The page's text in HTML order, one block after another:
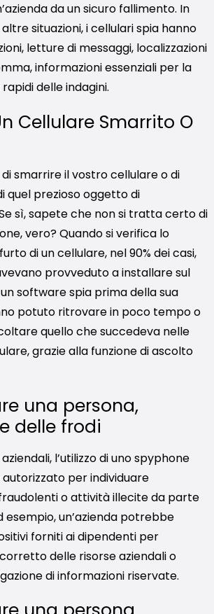
da un sicuro fallimento. In
situazioni, i cellulari spia hanno
letture di messaggi, localizzazioni
informazioni essenziali per la
delle indagini.
Cellulare Smarrito O
smarrire il vostro cellulare o di
quel prezioso oggetto di
sì, sapete che non si tratta certo di
vero? Quando si verifica lo
di un cellulare, nel 90% dei casi,
provveduto a installare sul
software spia prima della sua
potuto ritrovare in poco tempo o
quello che succedeva nelle
grazie alla funzione di ascolto
una persona,
delle frodi
l’utilizzo di uno spyphone
per individuare
o attività illecite da parte
esempio, un’azienda potrebbe
forniti ai dipendenti per
delle risorse aziendali o
di informazioni riservate.